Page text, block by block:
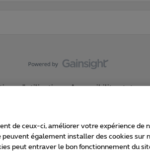
d'utilisation Accessibility
de ceux-ci, améliorer votre expérience
également installer des cookies sur
peut entraver le bon fonctionnement du